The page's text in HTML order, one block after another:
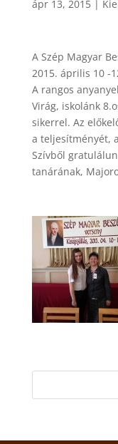
ápr 13, 2015|
A Szép Magyar
2015. április 10 -
A rangos
Virág, iskolánk
sikerrel. Az
a teljesítményét,
Szívből
tanárának,